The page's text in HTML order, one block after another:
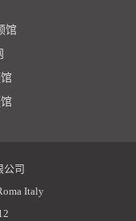
馆
网
公司
Italy